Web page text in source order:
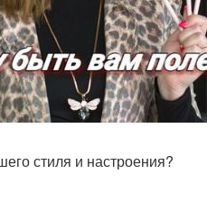
стиля и настроения?